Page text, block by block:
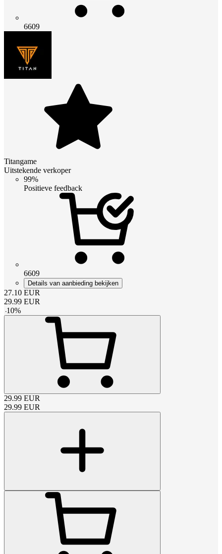
6609
Titangame
Uitstekende verkoper
99%
Positieve feedback
6609
Details van aanbieding bekijken
27.10 EUR
29.99 EUR
-10%
29.99 EUR
29.99 EUR